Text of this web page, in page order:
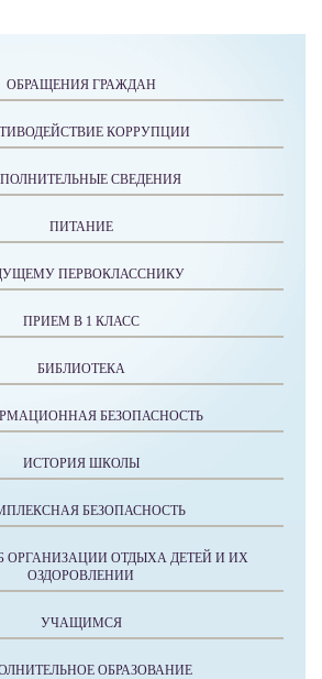
ОБРАЩЕНИЯ ГРАЖДАН
КОРРУПЦИИ
СВЕДЕНИЯ
ПИТАНИЕ
ПЕРВОКЛАССНИКУ
ПРИЕМ В 1 КЛАСС
БИБЛИОТЕКА
БЕЗОПАСНОСТЬ
ИСТОРИЯ ШКОЛЫ
БЕЗОПАСНОСТЬ
ОРГАНИЗАЦИИ ОТДЫХА ДЕТЕЙ И ИХ
ОЗДОРОВЛЕНИИ
УЧАЩИМСЯ
ОБРАЗОВАНИЕ